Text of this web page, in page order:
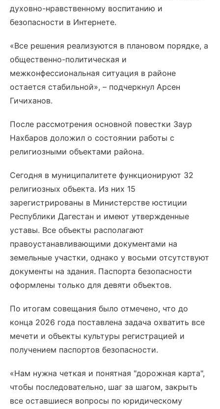
духовно-нравственному воспитанию и
безопасности в Интернете.
«Все решения реализуются в плановом порядке, а
общественно-политическая и
межконфессиональная ситуация в районе
остается стабильной», – подчеркнул Арсен
Гичиханов.
После рассмотрения основной повестки Заур
Нахбаров доложил о состоянии работы с
религиозными объектами района.
Сегодня в муниципалитете функционируют 32
религиозных объекта. Из них 15
зарегистрированы в Министерстве юстиции
Республики Дагестан и имеют утвержденные
уставы. Все объекты располагают
правоустанавливающими документами на
земельные участки, однако у восьми отсутствуют
документы на здания. Паспорта безопасности
оформлены только для девяти объектов.
По итогам совещания было отмечено, что до
конца 2026 года поставлена задача охватить все
мечети и объекты культуры регистрацией и
получением паспортов безопасности.
«Нам нужна четкая и понятная "дорожная карта",
чтобы последовательно, шаг за шагом, закрыть
все оставшиеся вопросы по юридическому